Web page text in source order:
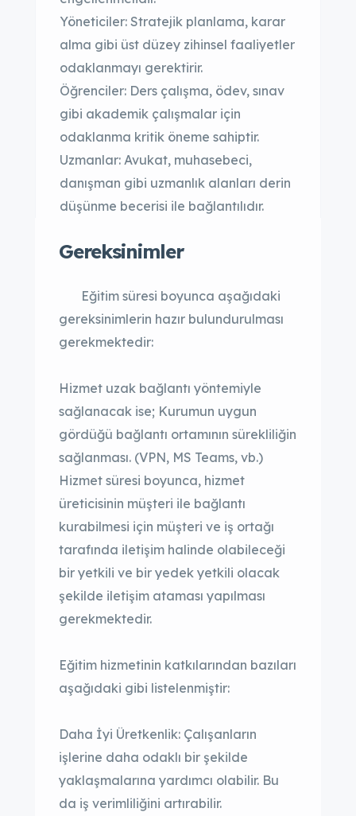
Yöneticiler: Stratejik planlama, karar
alma gibi üst düzey zihinsel faaliyetler
odaklanmayı gerektirir.
Öğrenciler: Ders çalışma, ödev, sınav
gibi akademik çalışmalar için
odaklanma kritik öneme sahiptir.
Uzmanlar: Avukat, muhasebeci,
danışman gibi uzmanlık alanları derin
düşünme becerisi ile bağlantılıdır.
Gereksinimler
Eğitim süresi boyunca aşağıdaki
gereksinimlerin hazır bulundurulması
gerekmektedir:
Hizmet uzak bağlantı yöntemiyle
sağlanacak ise; Kurumun uygun
gördüğü bağlantı ortamının sürekliliğin
sağlanması. (VPN, MS Teams, vb.)
Hizmet süresi boyunca, hizmet
üreticisinin müşteri ile bağlantı
kurabilmesi için müşteri ve iş ortağı
tarafında iletişim halinde olabileceği
bir yetkili ve bir yedek yetkili olacak
şekilde iletişim ataması yapılması
gerekmektedir.
Eğitim hizmetinin katkılarından bazıları
aşağıdaki gibi listelenmiştir:
Daha İyi Üretkenlik: Çalışanların
işlerine daha odaklı bir şekilde
yaklaşmalarına yardımcı olabilir. Bu
da iş verimliliğini artırabilir.